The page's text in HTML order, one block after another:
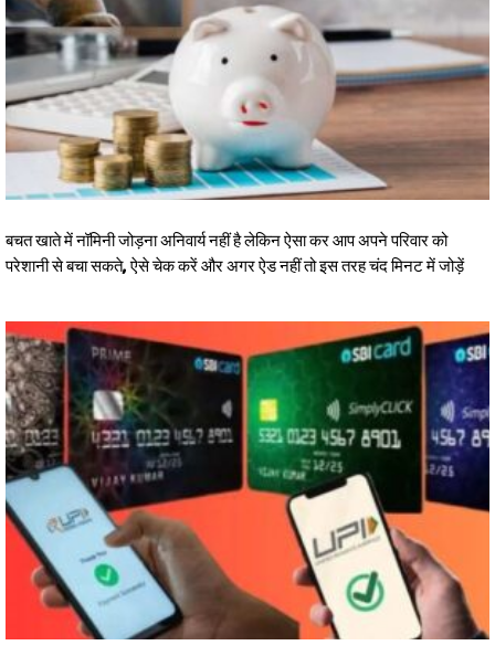
बचत खाते में नॉमिनी जोड़ना अनिवार्य नहीं है लेकिन ऐसा कर आप अपने परिवार को
परेशानी से बचा सकते, ऐसे चेक करें और अगर ऐड नहीं तो इस तरह चंद मिनट में जोड़ें